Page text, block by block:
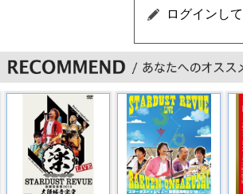
16 うしみつジャンボリー
18 心の中のFollow Wind
19 BEATに愛を込めて
20 太陽の女神
21 還暦少年